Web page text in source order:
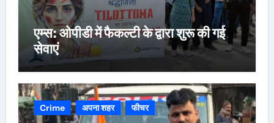
एम्स: ओपीडी में फैकल्टी के द्वारा शुरू की गई
सेवाएं
Crime अपना शहर फीचर